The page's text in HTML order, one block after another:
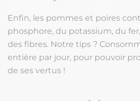
Enfin, les pommes et poires
phosphore, du potassium, du
des fibres. Notre tips ?
entière par jour, pour pouvoir
de ses vertus !